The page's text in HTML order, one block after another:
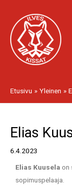
sisältöön
Etusivu Yleinen
Elias
6.4.2023
Elias Kuusela on
sopimuspelaaja.
selaus